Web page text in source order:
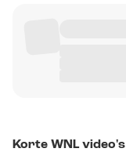
Korte WNL video's